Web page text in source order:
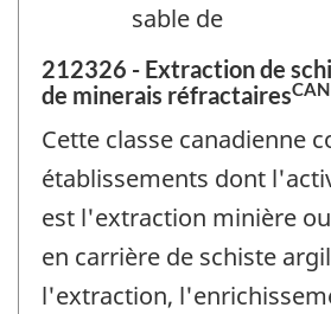
sable de
212326 - Extraction de
de minerais réfractairesCAN
Cette classe canadienne
établissements dont
est l'extraction minière
en carrière de schiste
l'extraction,